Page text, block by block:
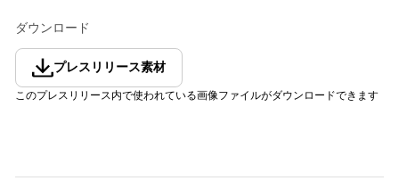
ダウンロード
プレスリリース素材
このプレスリリース内で使われている画像ファイルがダウンロードできます